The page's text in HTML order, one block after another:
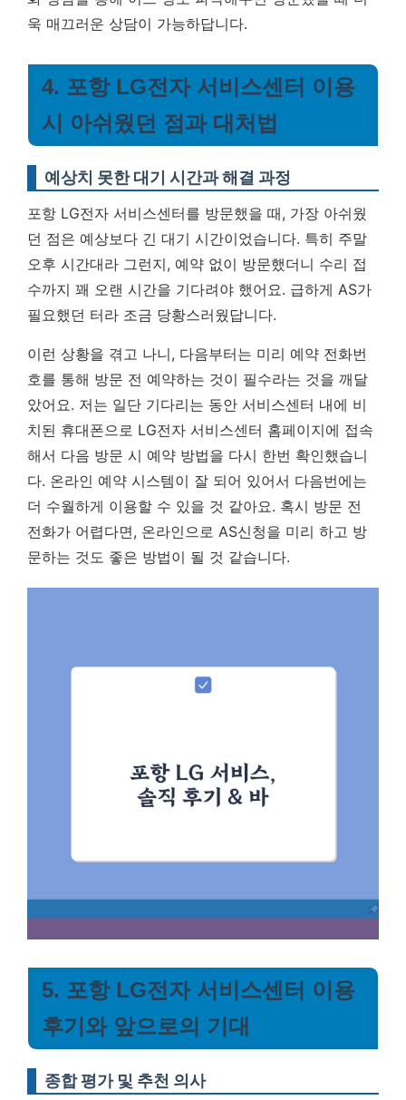
욱 매끄러운 상담이 가능하답니다.
4. 포항 LG전자 서비스센터 이용
시 아쉬웠던 점과 대처법
예상치 못한 대기 시간과 해결 과정
포항 LG전자 서비스센터를 방문했을 때, 가장 아쉬웠
던 점은 예상보다 긴 대기 시간이었습니다. 특히 주말
오후 시간대라 그런지, 예약 없이 방문했더니 수리 접
수까지 꽤 오랜 시간을 기다려야 했어요. 급하게 AS가
필요했던 터라 조금 당황스러웠답니다.
이런 상황을 겪고 나니, 다음부터는 미리 예약 전화번
호를 통해 방문 전 예약하는 것이 필수라는 것을 깨달
았어요. 저는 일단 기다리는 동안 서비스센터 내에 비
치된 휴대폰으로 LG전자 서비스센터 홈페이지에 접속
해서 다음 방문 시 예약 방법을 다시 한번 확인했습니
다. 온라인 예약 시스템이 잘 되어 있어서 다음번에는
더 수월하게 이용할 수 있을 것 같아요. 혹시 방문 전
전화가 어렵다면, 온라인으로 AS신청을 미리 하고 방
문하는 것도 좋은 방법이 될 것 같습니다.
5. 포항 LG전자 서비스센터 이용
후기와 앞으로의 기대
종합 평가 및 추천 의사